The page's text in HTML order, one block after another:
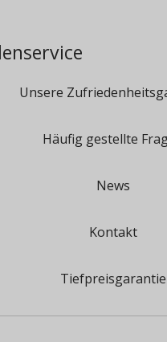
Unsere
Häufig gestellte
News
Kontakt
Tiefpreisgarantie